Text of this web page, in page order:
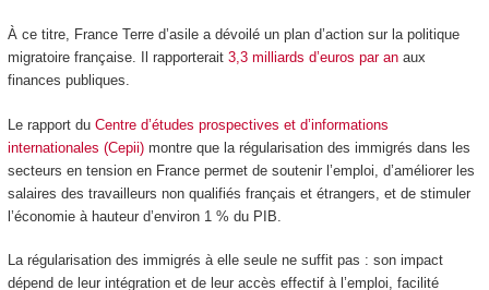
À ce titre, France Terre d’asile a dévoilé un plan d’action sur la politique
migratoire française. Il rapporterait 3,3 milliards d’euros par anaux
finances publiques.
Le rapport du Centre d’études prospectives et d’informations
internationales (Cepii)montre que la régularisation des immigrés dans les
secteurs en tension en France permet de soutenir l’emploi, d’améliorer les
salaires des travailleurs non qualifiés français et étrangers, et de stimuler
l’économie à hauteur d’environ 1 % du PIB.
La régularisation des immigrés à elle seule ne suffit pas : son impact
dépend de leur intégration et de leur accès effectif à l’emploi, facilité